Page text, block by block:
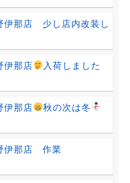
伊那店 少し店内改装し
伊那店
入荷しました
伊那店 秋の次は冬
伊那店 作業